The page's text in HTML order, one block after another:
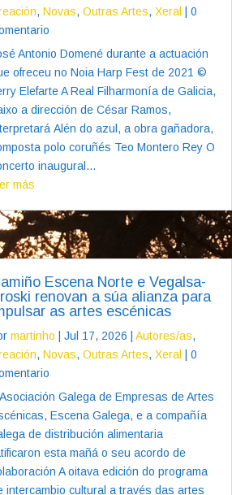
, Novas, Outras Artes, Xeral
| 0
Antonio Domené durante a actuación
ofreceu no Noia Harp Fest de 2021 ©
Elefarte A Real Filharmonía de Galicia,
a dirección de César Ramos,
Alén do azul, a obra gañadora,
polo coruñés Teo Montero Rey O
inaugural...
más
Escena Norte e Vegalsa-
renovan a súa alianza para
as artes escénicas
martinho Jul 17, 2026 Autores/as,
, Novas, Outras Artes, Xeral
| 0
Galega de Empresas de Artes
Escena Galega, e a compañía
de distribución alimentaria
esta mañá o seu acordo de
A oitava edición do programa
intercambio cultural a través das artes